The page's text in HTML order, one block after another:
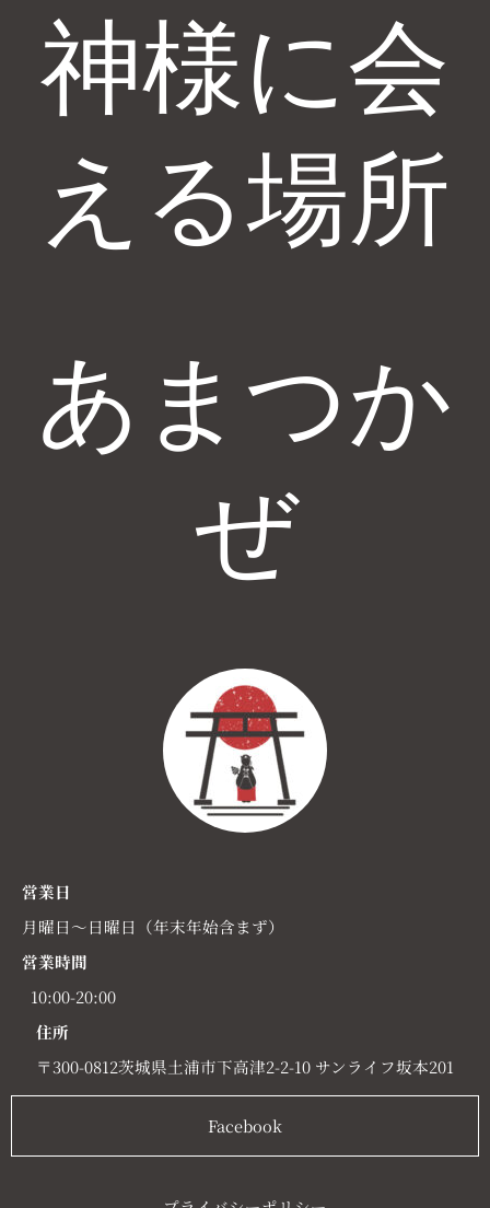
神様に会
える場所
あまつか
ぜ
営業日
月曜日～日曜日（年末年始含まず）
営業時間
10:00-20:00
住所
〒300-0812茨城県土浦市下高津2-2-10 サンライフ坂本201
Facebook